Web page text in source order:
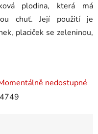
plodina, která má
chuť. Její použití je
placiček se zeleninou,
nedostupné
4749